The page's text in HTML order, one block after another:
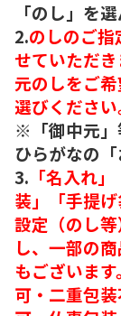
「のし」を
2.のしのご
せていただ
元のしをご
選びください
※「御中元」
ひらがなの
3. 「名入れ
装」「手提
設定（のし
し、一部の
もございます。
可・二重包